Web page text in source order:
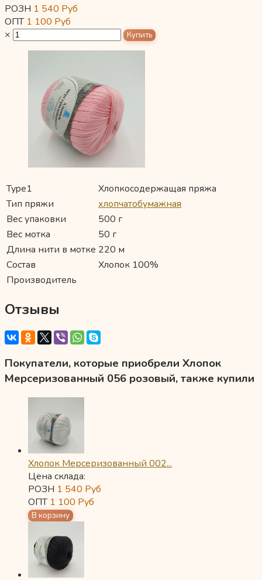
РОЗН 1 540 Руб
ОПТ 1 100 Руб
×
Type1
Хлопкосодержащая пряжа
Тип пряжи
хлопчатобумажная
Вес упаковки
500 г
Вес мотка
50 г
Длина нити в мотке 220 м
Состав
Хлопок 100%
Производитель
Отзывы
Покупатели, которые приобрели Хлопок
Мерсеризованный 056 розовый, также купили
Хлопок Мерсеризованный 002...
Цена склада:
РОЗН 1 540 Руб
ОПТ 1 100 Руб